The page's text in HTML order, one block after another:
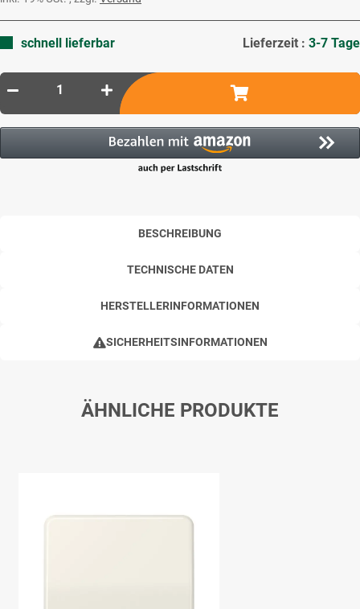
schnell lieferbar Lieferzeit : 3-7 Tage
BESCHREIBUNG
TECHNISCHE DATEN
HERSTELLERINFORMATIONEN
SICHERHEITSINFORMATIONEN
ÄHNLICHE PRODUKTE